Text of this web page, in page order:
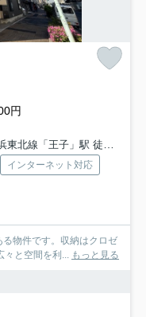
円
東北線「王子」駅 徒歩12分
インターネット対応
物件です。収納はクロゼ
々と空間を利... もっと見る